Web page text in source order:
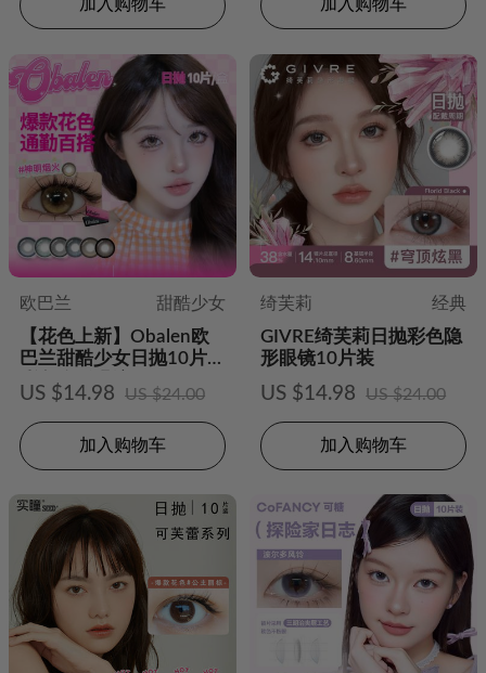
加入购物车 加入购物车
欧巴兰
甜酷少女
【花色上新】Obalen欧
巴兰甜酷少女日抛10片装
彩色隐形眼镜
US $14.98 US $24.00
加入购物车
绮芙莉
经典
GIVRE绮芙莉日抛彩色隐
形眼镜10片装
US $14.98 US $24.00
加入购物车